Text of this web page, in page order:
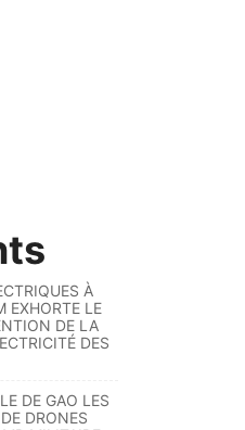
À
EXHORTE LE
DE LA
DES
DE GAO LES
DRONES